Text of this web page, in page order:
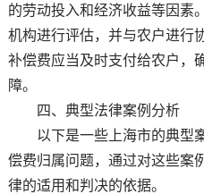
的劳动投入和经济收益等因素
机构进行评估，并与农户进行
补偿费应当及时支付给农户，
障。
四、典型法律案例分析
以下是一些上海市的典型
偿费归属问题，通过对这些案
律的适用和判决的依据。